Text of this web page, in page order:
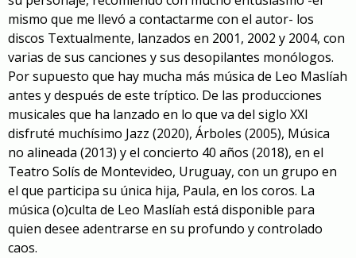
mismo que me llevó a contactarme con el autor- los
discos Textualmente, lanzados en 2001, 2002 y 2004, con
varias de sus canciones y sus desopilantes monólogos.
Por supuesto que hay mucha más música de Leo Maslíah
antes y después de este tríptico. De las producciones
musicales que ha lanzado en lo que va del siglo XXI
disfruté muchísimo Jazz (2020), Árboles (2005), Música
no alineada (2013) y el concierto 40 años (2018), en el
Teatro Solís de Montevideo, Uruguay, con un grupo en
el que participa su única hija, Paula, en los coros. La
música (o)culta de Leo Maslíah está disponible para
quien desee adentrarse en su profundo y controlado
caos.